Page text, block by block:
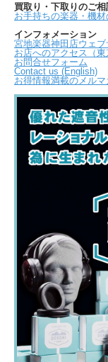
買取り・下取りのご相
お手持ちの楽器・機
インフォメーション
宮地楽器神田店ウェ
お店へのアクセス（東
お問合せフォーム
Contact us (English)
お得情報満載のメル